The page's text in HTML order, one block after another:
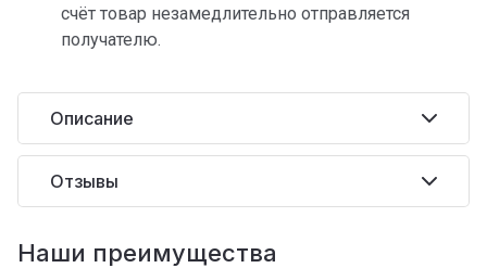
счёт товар незамедлительно отправляется
получателю.
Описание
Отзывы
Наши преимущества